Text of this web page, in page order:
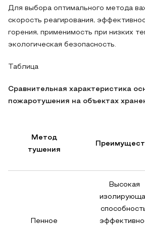
Для выбора оптимального метода
скорость реагирования,
горения, применимость при низких
экологическая безопасность.
Таблица
Сравнительная характеристика
пожаротушения на объектах
Метод
тушения
Пенное
Высокая